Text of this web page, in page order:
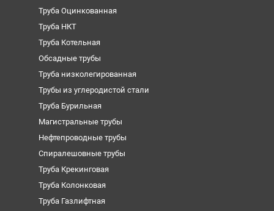
Труба Оцинкованная
Труба НКТ
Труба Котельная
Обсадные трубы
Труба низколегированная
Трубы из углеродистой стали
Труба Бурильная
Магистральные трубы
Нефтепроводные трубы
Спиралешовные трубы
Труба Крекинговая
Труба Колонковая
Труба Газлифтная